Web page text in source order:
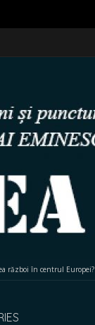
război în centrul Europei?